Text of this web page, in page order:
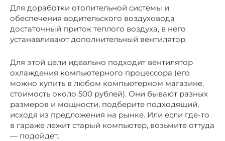
Для доработки отопительной системы и
обеспечения водительского воздуховода
достаточный приток теплого воздуха, в него
устанавливают дополнительный вентилятор.
Для этой цели идеально подходит вентилятор
охлаждения компьютерного процессора (его
можно купить в любом компьютерном магазине,
стоимость около 500 рублей). Они бывают разных
размеров и мощности, подберите подходящий,
исходя из предложения на рынке. Или если где-то
в гараже лежит старый компьютер, возьмите оттуда
— подойдет.